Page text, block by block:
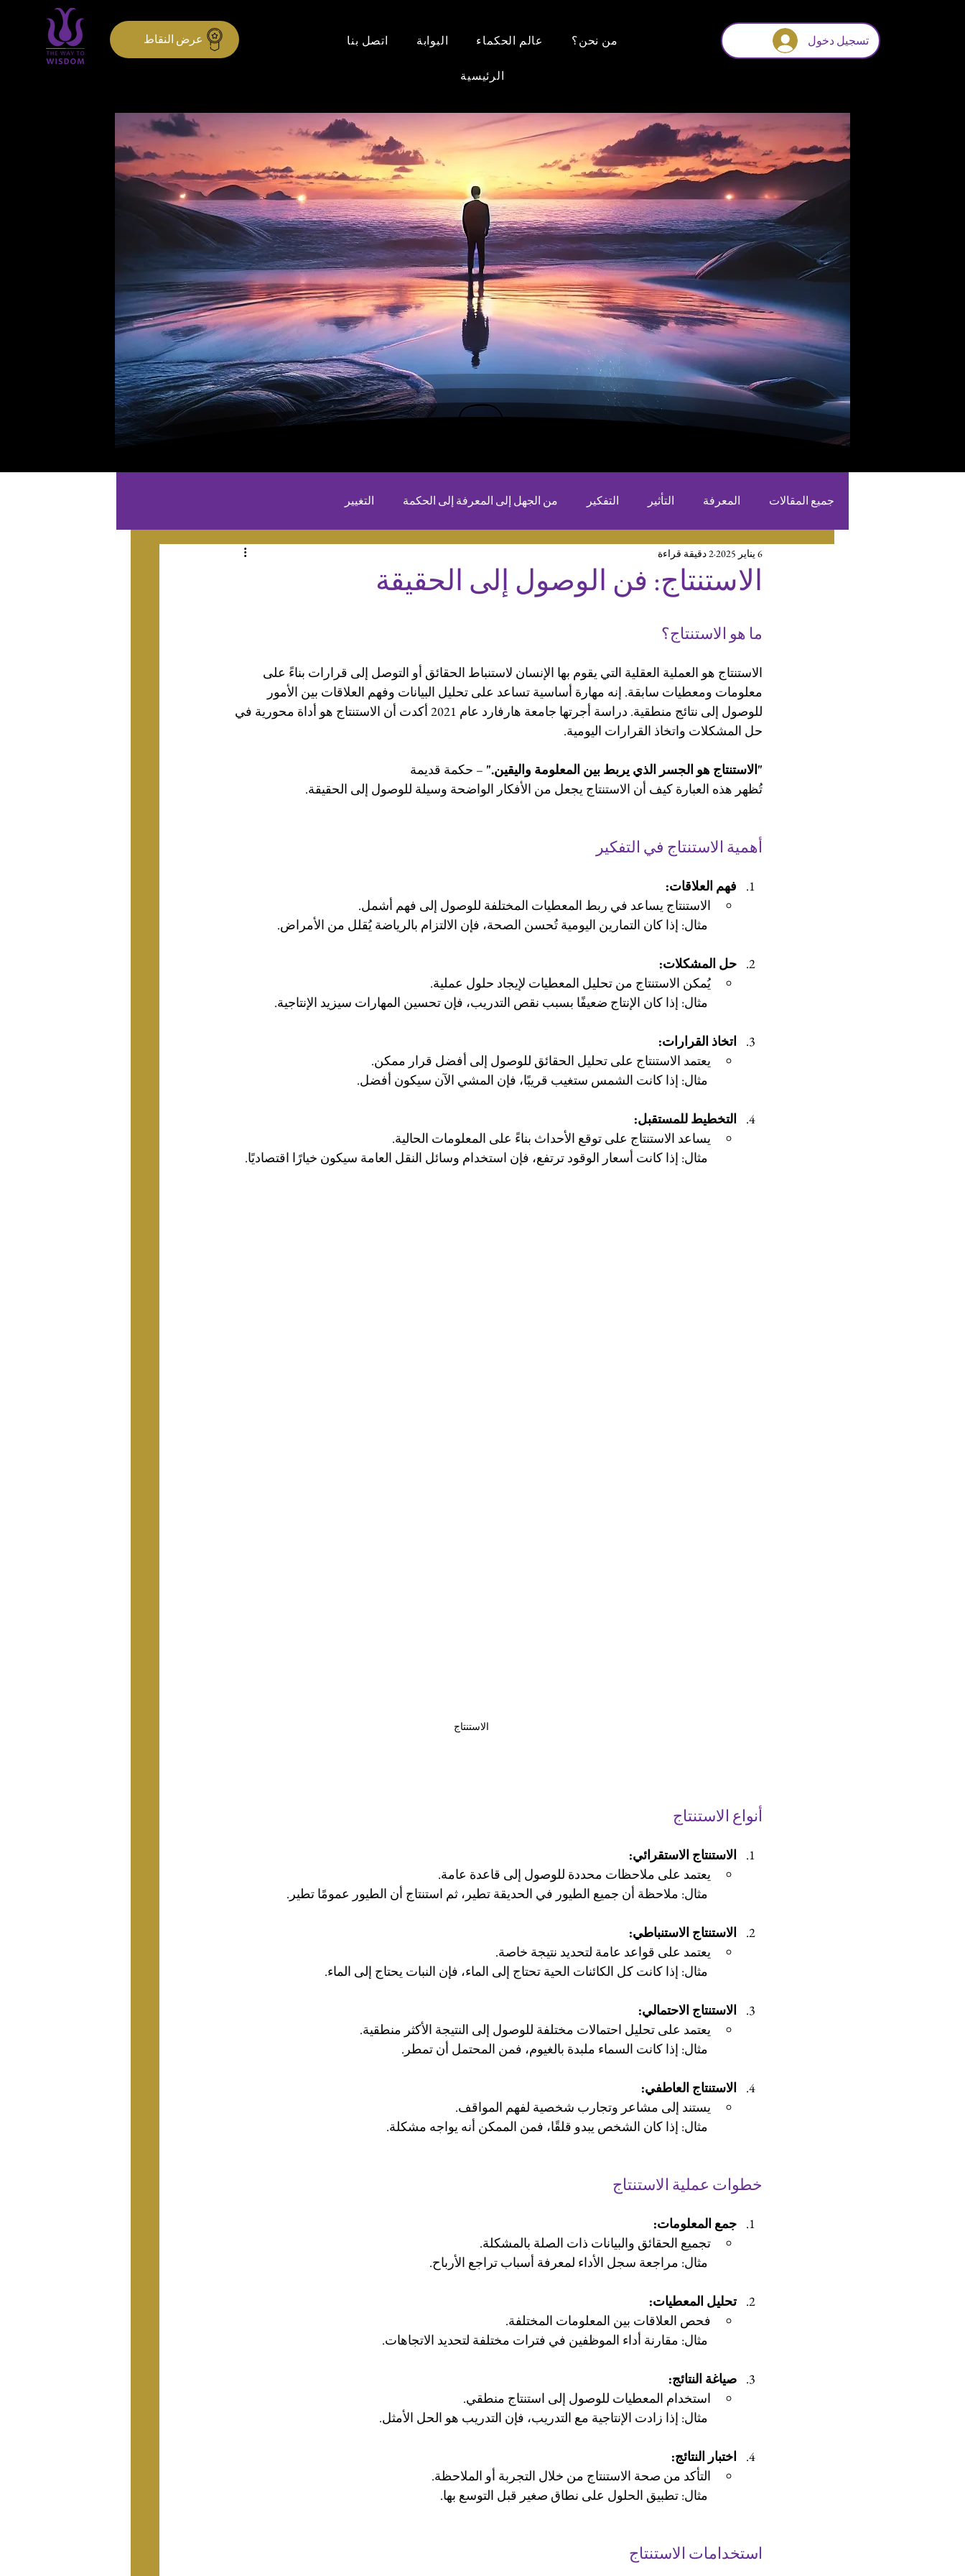
عرض النقاط اتصل بنا البوابة عالم الحكماء من نحن؟
الرئيسية
تسجيل دخول
جميع المقالات المعرفة التأثير التفكير من الجهل إلى المعرفة إلى الحكمة التغيير
الاستنتاج: فن الوصول إلى الحقيقة
6 يناير 2025 2 دقيقة قراءة
ما هو الاستنتاج؟
الاستنتاج هو العملية العقلية التي يقوم بها الإنسان لاستنباط الحقائق أو التوصل إلى قرارات بناءً على
معلومات ومعطيات سابقة. إنه مهارة أساسية تساعد على تحليل البيانات وفهم العلاقات بين الأمور
للوصول إلى نتائج منطقية. دراسة أجرتها جامعة هارفارد عام 2021 أكدت أن الاستنتاج هو أداة محورية في
حل المشكلات واتخاذ القرارات اليومية.
"الاستنتاج هو الجسر الذي يربط بين المعلومة واليقين." – حكمة قديمة
تُظهر هذه العبارة كيف أن الاستنتاج يجعل من الأفكار الواضحة وسيلة للوصول إلى الحقيقة.
أهمية الاستنتاج في التفكير
فهم العلاقات:
الاستنتاج يساعد في ربط المعطيات المختلفة للوصول إلى فهم أشمل.
حل المشكلات:
يُمكن الاستنتاج من تحليل المعطيات لإيجاد حلول عملية.
اتخاذ القرارات:
يعتمد الاستنتاج على تحليل الحقائق للوصول إلى أفضل قرار ممكن.
التخطيط للمستقبل:
يساعد الاستنتاج على توقع الأحداث بناءً على المعلومات الحالية.
الاستنتاج
أنواع الاستنتاج
الاستنتاج الاستقرائي:
يعتمد على ملاحظات محددة للوصول إلى قاعدة عامة.
الاستنتاج الاستنباطي:
يعتمد على قواعد عامة لتحديد نتيجة خاصة.
الاستنتاج الاحتمالي:
يعتمد على تحليل احتمالات مختلفة للوصول إلى النتيجة الأكثر منطقية.
الاستنتاج العاطفي:
يستند إلى مشاعر وتجارب شخصية لفهم المواقف.
خطوات عملية الاستنتاج
جمع المعلومات:
تجميع الحقائق والبيانات ذات الصلة بالمشكلة.
تحليل المعطيات:
فحص العلاقات بين المعلومات المختلفة.
صياغة النتائج:
استخدام المعطيات للوصول إلى استنتاج منطقي.
اختبار النتائج:
التأكد من صحة الاستنتاج من خلال التجربة أو الملاحظة.
استخدامات الاستنتاج